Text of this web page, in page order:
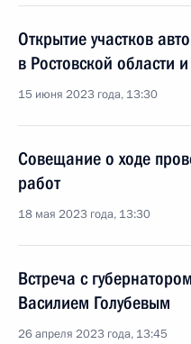
Открытие участков
в Ростовской области
15 июня 2023 года, 13:30
Совещание о ходе
работ
18 мая 2023 года, 13:30
Встреча с
Василием Голубевым
26 апреля 2023 года, 13:45